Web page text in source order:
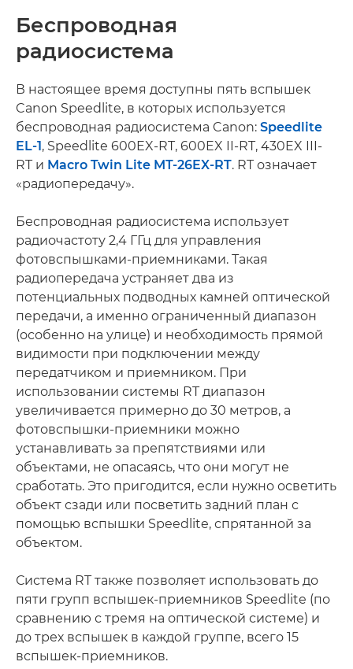
Беспроводная
радиосистема
В настоящее время доступны пять вспышек
Canon Speedlite, в которых используется
беспроводная радиосистема Canon: Speedlite
EL-1, Speedlite 600EX-RT, 600EX II-RT, 430EX III-
RT и Macro Twin Lite MT-26EX-RT. RT означает
«радиопередачу».
Беспроводная радиосистема использует
радиочастоту 2,4 ГГц для управления
фотовспышками-приемниками. Такая
радиопередача устраняет два из
потенциальных подводных камней оптической
передачи, а именно ограниченный диапазон
(особенно на улице) и необходимость прямой
видимости при подключении между
передатчиком и приемником. При
использовании системы RT диапазон
увеличивается примерно до 30 метров, а
фотовспышки-приемники можно
устанавливать за препятствиями или
объектами, не опасаясь, что они могут не
сработать. Это пригодится, если нужно осветить
объект сзади или посветить задний план с
помощью вспышки Speedlite, спрятанной за
объектом.
Система RT также позволяет использовать до
пяти групп вспышек-приемников Speedlite (по
сравнению с тремя на оптической системе) и
до трех вспышек в каждой группе, всего 15
вспышек-приемников.